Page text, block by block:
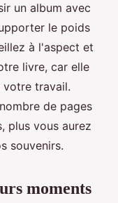
un album avec
le poids
à l'aspect et
livre, car elle
votre travail.
de pages
plus vous aurez
souvenirs.
moments